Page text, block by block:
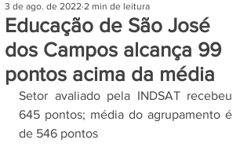
Educação de São José
dos Campos alcança 99
pontos acima da média
3 de ago. de 2022 2 min de leitura
Setor avaliado pela INDSAT recebeu
645 pontos; média do agrupamento é
de 546 pontos